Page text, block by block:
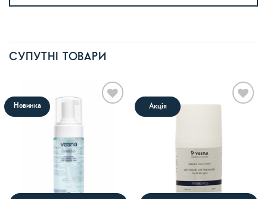
СУПУТНІ ТОВАРИ
Новинка Акція